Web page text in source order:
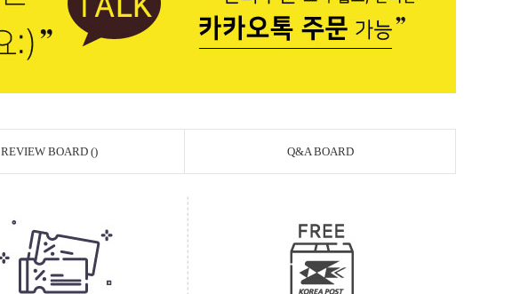
페이코 ID로 페이코 라이
REVIEW BOARD () Q&A BOARD